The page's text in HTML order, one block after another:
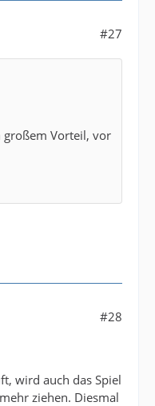
#27
großem Vorteil, vor
#28
wird auch das Spiel
ziehen. Diesmal